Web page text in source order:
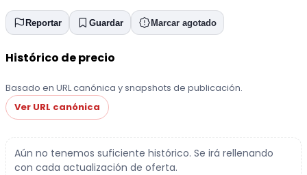
Reportar Guardar Marcar agotado
Histórico de precio
Basado en URL canónica y snapshots de publicación.
Ver URL canónica
Aún no tenemos suficiente histórico. Se irá rellenando
con cada actualización de oferta.